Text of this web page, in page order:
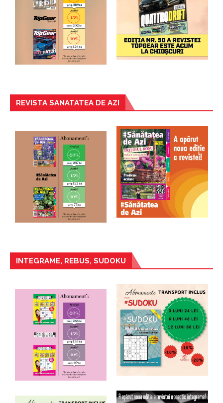
REVISTA SANATATEA DE AZI
INTEGRAME, REBUS, SUDOKU